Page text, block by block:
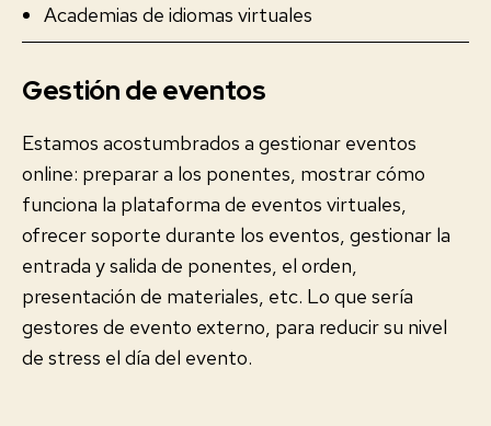
Academias de idiomas virtuales
Gestión de eventos
Estamos acostumbrados a gestionar eventos
online: preparar a los ponentes, mostrar cómo
funciona la plataforma de eventos virtuales,
ofrecer soporte durante los eventos, gestionar la
entrada y salida de ponentes, el orden,
presentación de materiales, etc. Lo que sería
gestores de evento externo, para reducir su nivel
de stress el día del evento.